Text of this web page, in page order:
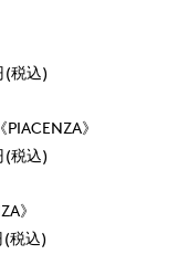
(税込)
》
(税込)
》
税込)